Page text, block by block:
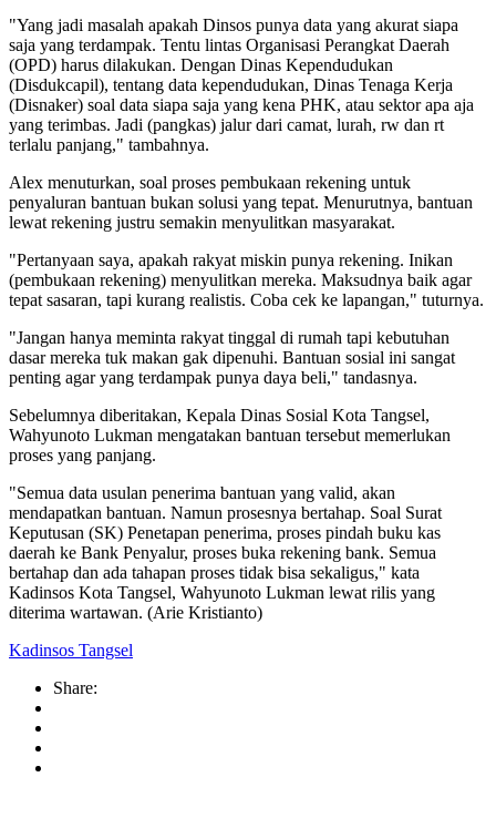
"Yang jadi masalah apakah Dinsos punya data yang akurat siapa
saja yang terdampak. Tentu lintas Organisasi Perangkat Daerah
(OPD) harus dilakukan. Dengan Dinas Kependudukan
(Disdukcapil), tentang data kependudukan, Dinas Tenaga Kerja
(Disnaker) soal data siapa saja yang kena PHK, atau sektor apa aja
yang terimbas. Jadi (pangkas) jalur dari camat, lurah, rw dan rt
terlalu panjang," tambahnya.
Alex menuturkan, soal proses pembukaan rekening untuk
penyaluran bantuan bukan solusi yang tepat. Menurutnya, bantuan
lewat rekening justru semakin menyulitkan masyarakat.
"Pertanyaan saya, apakah rakyat miskin punya rekening. Inikan
(pembukaan rekening) menyulitkan mereka. Maksudnya baik agar
tepat sasaran, tapi kurang realistis. Coba cek ke lapangan," tuturnya.
"Jangan hanya meminta rakyat tinggal di rumah tapi kebutuhan
dasar mereka tuk makan gak dipenuhi. Bantuan sosial ini sangat
penting agar yang terdampak punya daya beli," tandasnya.
Sebelumnya diberitakan, Kepala Dinas Sosial Kota Tangsel,
Wahyunoto Lukman mengatakan bantuan tersebut memerlukan
proses yang panjang.
"Semua data usulan penerima bantuan yang valid, akan
mendapatkan bantuan. Namun prosesnya bertahap. Soal Surat
Keputusan (SK) Penetapan penerima, proses pindah buku kas
daerah ke Bank Penyalur, proses buka rekening bank. Semua
bertahap dan ada tahapan proses tidak bisa sekaligus," kata
Kadinsos Kota Tangsel, Wahyunoto Lukman lewat rilis yang
diterima wartawan. (Arie Kristianto)
Kadinsos Tangsel
Share: